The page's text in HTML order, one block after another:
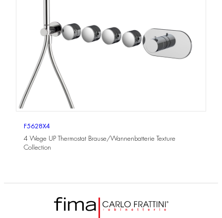
F5628X4
4 Wege UP Thermostat Brause/Wannenbatterie Texture
Collection